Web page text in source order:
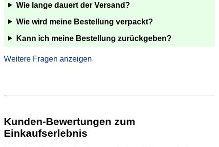
Wie lange dauert der Versand?
Wie wird meine Bestellung verpackt?
Kann ich meine Bestellung zurückgeben?
oder etwas fehlt?
Kann meine Bestellung als Geschenk liefern lassen?
Kunden-Bewertungen zum
Einkaufserlebnis